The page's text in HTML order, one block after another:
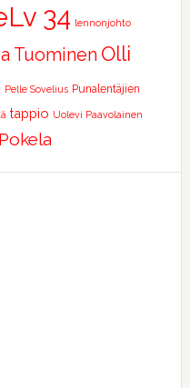
34 lennonjohto
Tuominen Olli
Pelle Sovelius Punalentäjien
tappio Uolevi Paavolainen